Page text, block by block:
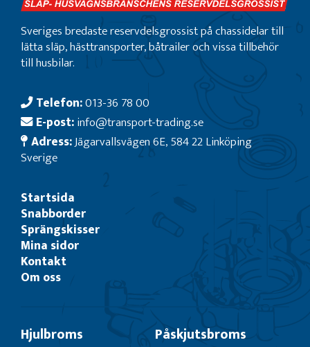
Sveriges bredaste reservdelsgrossist på chassidelar till
lätta släp, hästtransporter, båtrailer och vissa tillbehör
till husbilar.
Telefon:013-36 78 00
E-post:info@transport-trading.se
Adress:Jägarvallsvägen 6E, 584 22 Linköping
Sverige
Startsida
Snabborder
Sprängskisser
Mina sidor
Kontakt
Om oss
Hjulbroms Påskjutsbroms